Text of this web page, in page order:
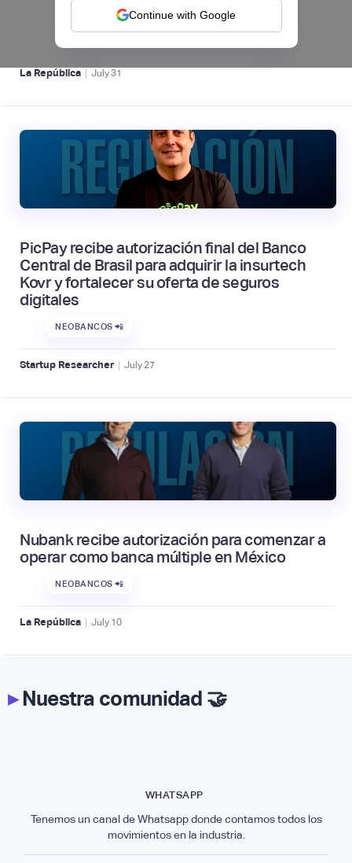
Continue with Google
septiembre
NEOBANCOS 📲
La República | July31
PicPay recibe autorización final del Banco
Central de Brasil para adquirir la insurtech
Kovr y fortalecer su oferta de seguros
digitales
NEOBANCOS 📲
Startup Researcher | July 27
Nubank recibe autorización para comenzar a
operar como banca múltiple en México
NEOBANCOS 📲
La República | July 10
▸Nuestra comunidad 🤝
WHATSAPP
Tenemos un canal de Whatsapp donde contamos todos los
movimientos en la industria.